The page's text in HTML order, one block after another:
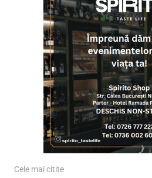
Cele mai citite